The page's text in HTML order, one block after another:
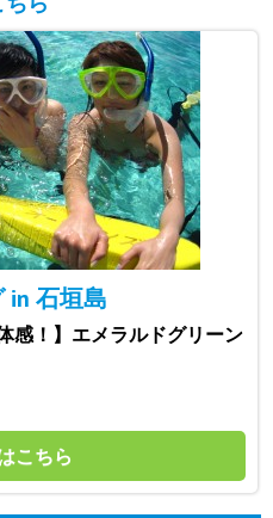
in 石垣島
感！】エメラルドグリーン
こちら